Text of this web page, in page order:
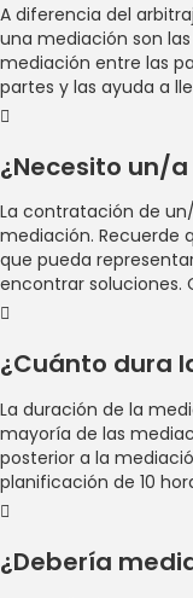
A diferencia del
una mediación son
mediación entre las
partes y las ayuda a
¿Necesito un/
La contratación de
mediación. Recuerde
que pueda
encontrar soluciones.
¿Cuánto dura
La duración de la
mayoría de las
posterior a la
planificación de 10
¿Debería